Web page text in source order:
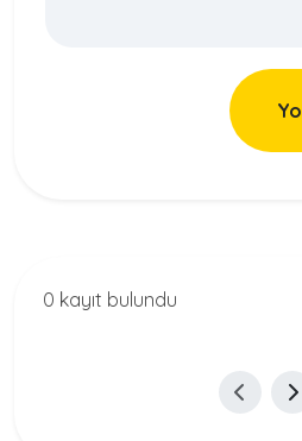
0 kayıt bulundu